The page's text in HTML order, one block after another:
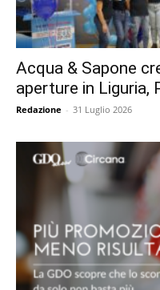
Acqua & Sapone
aperture in Liguria,
Redazione - 31 Luglio 2026